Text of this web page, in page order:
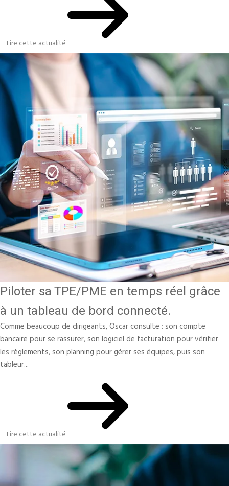
Lire cette actualité
Piloter sa TPE/PME en temps réel grâce
à un tableau de bord connecté.
Comme beaucoup de dirigeants, Oscar consulte : son compte
bancaire pour se rassurer, son logiciel de facturation pour vérifier
les règlements, son planning pour gérer ses équipes, puis son
tableur...
Lire cette actualité